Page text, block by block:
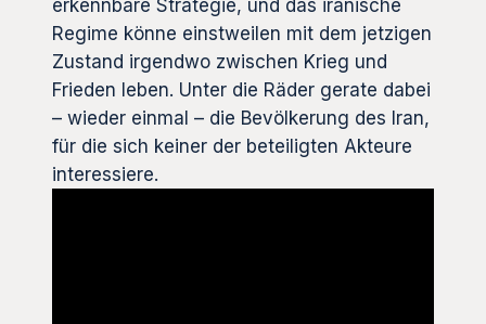
erkennbare Strategie, und das iranische
Regime könne einstweilen mit dem jetzigen
Zustand irgendwo zwischen Krieg und
Frieden leben. Unter die Räder gerate dabei
– wieder einmal – die Bevölkerung des Iran,
für die sich keiner der beteiligten Akteure
interessiere.